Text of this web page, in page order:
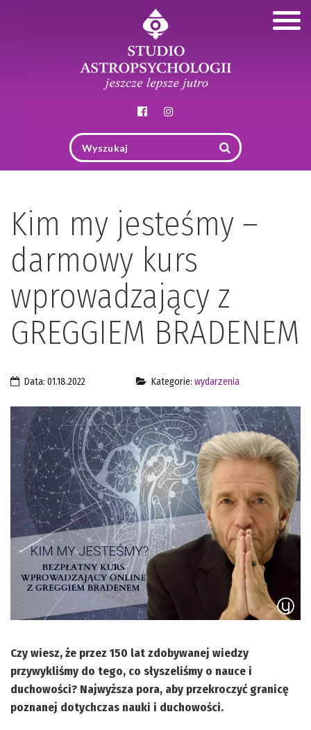
Kim my jesteśmy –
darmowy kurs
wprowadzający z
GREGGIEM BRADENEM
Data: 01.18.2022 Kategorie: wydarzenia
Czy wiesz, że przez 150 lat zdobywanej wiedzy
przywykliśmy do tego, co słyszeliśmy o nauce i
duchowości? Najwyższa pora, aby przekroczyć granicę
poznanej dotychczas nauki i duchowości.